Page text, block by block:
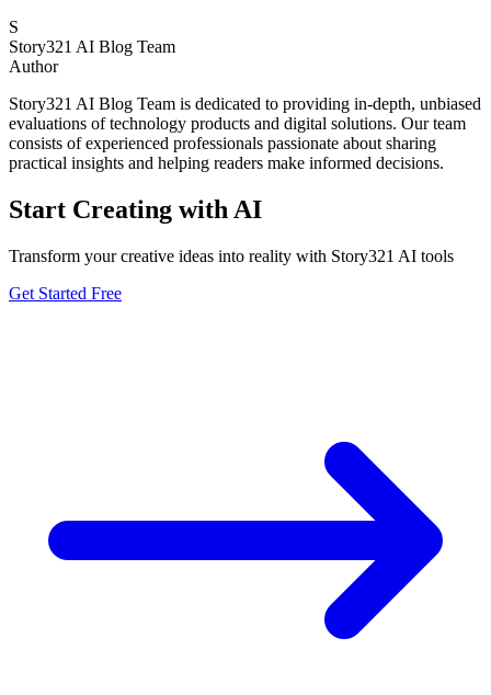
S
Story321 AI Blog Team
Author
Story321 AI Blog Team is dedicated to providing in-depth, unbiased
evaluations of technology products and digital solutions. Our team
consists of experienced professionals passionate about sharing
practical insights and helping readers make informed decisions.
Start Creating with AI
Transform your creative ideas into reality with Story321 AI tools
Get Started Free